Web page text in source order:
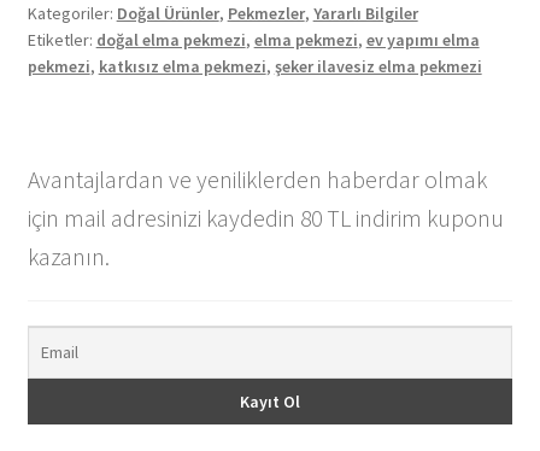
Kategoriler: Doğal Ürünler, Pekmezler, Yararlı Bilgiler
Etiketler: doğal elma pekmezi, elma pekmezi, ev yapımı elma
pekmezi, katkısız elma pekmezi, şeker ilavesiz elma pekmezi
Avantajlardan ve yeniliklerden haberdar olmak
için mail adresinizi kaydedin 80 TL indirim kuponu
kazanın.